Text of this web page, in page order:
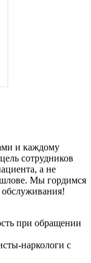
и каждому
сотрудников
а не
Мы гордимся
при обращении
наркологи с